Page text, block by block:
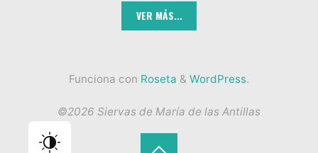
Funciona con Roseta & WordPress.
©2026 Siervas de María de las Antillas